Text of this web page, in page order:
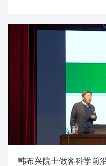
韩布兴院士做客科学前